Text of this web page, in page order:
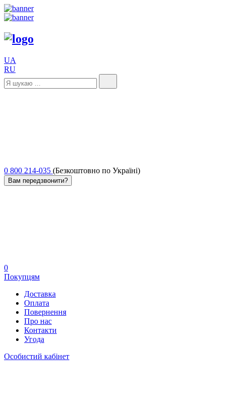
UA
RU
0 800 214-035 (Безкоштовно по Україні)
Вам передзвонити?
0
Покупцям
Доставка
Оплата
Повернення
Про нас
Контакти
Угода
Особистий кабінет